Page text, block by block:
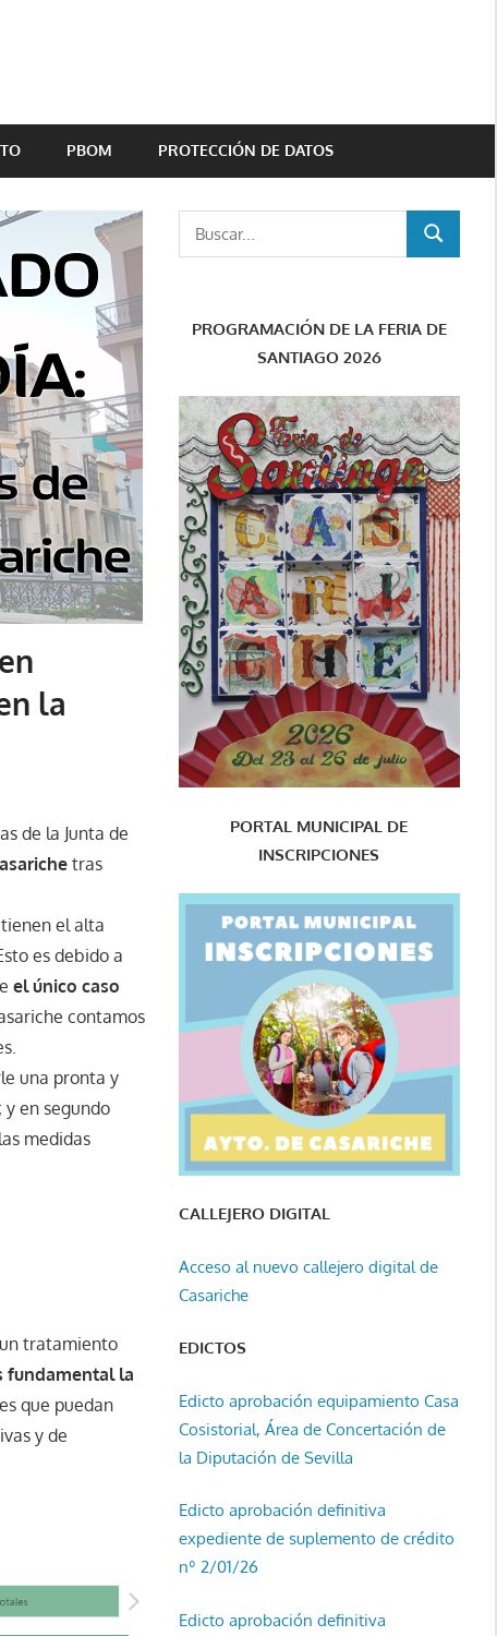
PBOM PROTECCIÓN DE DATOS
la
de la Junta de
tras
el alta
es debido a
el único caso
contamos
una pronta y
en segundo
medidas
tratamiento
fundamental la
que puedan
y de
BUSCAR
PROGRAMACIÓN DE LA FERIA DE
SANTIAGO 2026
PORTAL MUNICIPAL DE
INSCRIPCIONES
CALLEJERO DIGITAL
Acceso al nuevo callejero digital de
Casariche
EDICTOS
Edicto aprobación equipamiento Casa
Cosistorial, Área de Concertación de
la Diputación de Sevilla
Edicto aprobación definitiva
expediente de suplemento de crédito
nº 2/01/26
Edicto aprobación definitiva